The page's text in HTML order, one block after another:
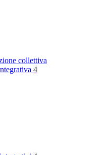
collettiva
4